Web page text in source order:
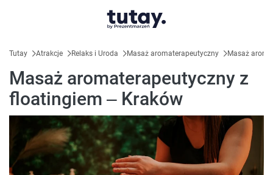
Tutay Atrakcje Relaks i Uroda Masaż aromaterapeutyczny Masaż
Masaż aromaterapeutyczny z
floatingiem – Kraków